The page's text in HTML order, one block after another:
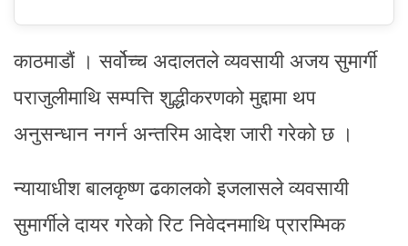
काठमाडौं । सर्वोच्च अदालतले व्यवसायी अजय सुमार्गी
पराजुलीमाथि सम्पत्ति शुद्धीकरणको मुद्दामा थप
अनुसन्धान नगर्न अन्तरिम आदेश जारी गरेको छ ।
न्यायाधीश बालकृष्ण ढकालको इजलासले व्यवसायी
सुमार्गीले दायर गरेको रिट निवेदनमाथि प्रारम्भिक